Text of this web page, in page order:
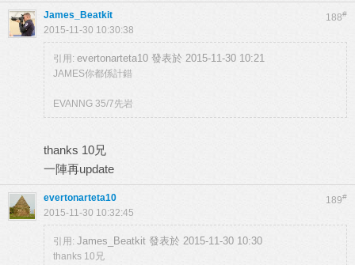
188#
James_Beatkit
2015-11-30 10:30:38
引用: evertonarteta10 發表於 2015-11-30 10:21
JAMES你都係計錯
EVANNG 35/7先岩
thanks 10兄
一陣再update
189#
evertonarteta10
2015-11-30 10:32:45
引用: James_Beatkit 發表於 2015-11-30 10:30
thanks 10兄